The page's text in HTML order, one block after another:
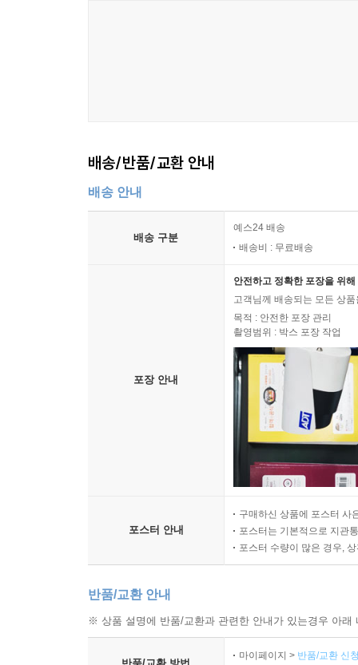
배송/반품/교환 안내
배송 안내
배송 구분
예스24 배송
배송비 : 무료배송
포장 안내
안전하고 정확한 포장을 위
고객님께 배송되는 모든 상
목적 : 안전한 포장 관리
촬영범위 : 박스 포장 작업
포스터 안내
구매하신 상품에 포스터 사
포스터는 기본적으로 지관
포스터 수량이 많은 경우,
반품/교환 안내
※ 상품 설명에 반품/교환과 관련한 안내가 있는경우 아
마이페이지 > 반품/교환 신